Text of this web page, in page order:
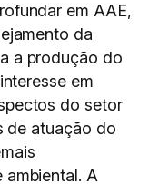
em AAE,
da
a produção do
em
do setor
de atuação do
A